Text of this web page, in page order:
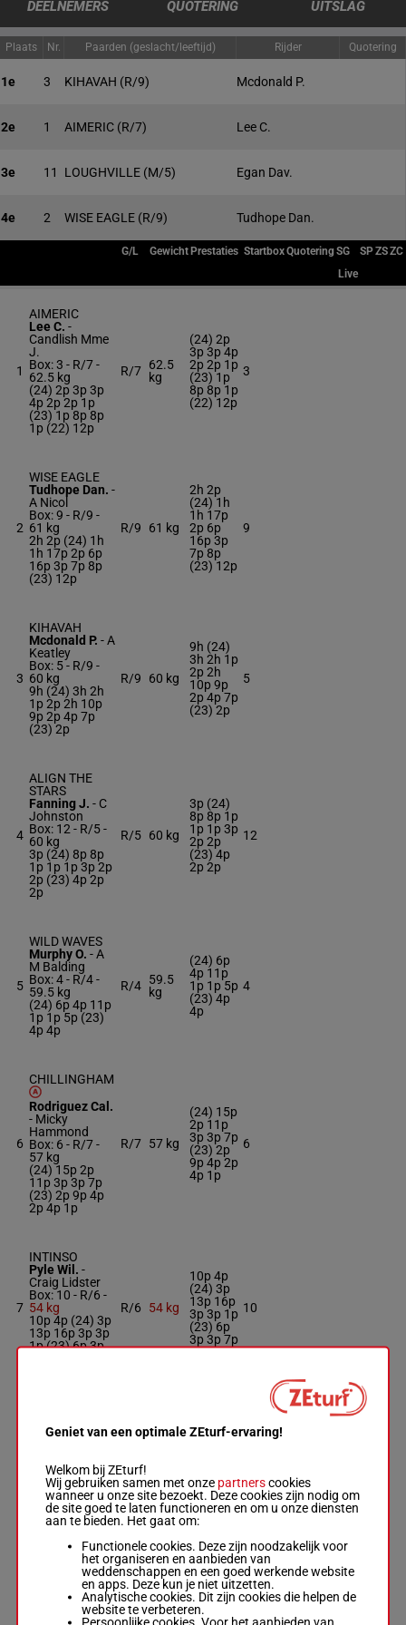
DEELNEMERS QUOTERING UITSLAG
Plaats Nr. Paarden (geslacht/leeftijd) Rijder Quotering
1e 3 KIHAVAH (R/9) Mcdonald P.
2e 1 AIMERIC (R/7) Lee C.
3e 11 LOUGHVILLE (M/5) Egan Dav.
4e 2 WISE EAGLE (R/9) Tudhope Dan.
G/L Gewicht Prestaties StartboxQuoteringSG SPZSZC
Live
1
AIMERIC
Lee C. -
Candlish Mme
J.
Box: 3 - R/7 -
62.5 kg
(24) 2p 3p 3p
4p 2p 2p 1p
(23) 1p 8p 8p
1p (22) 12p
R/7 62.5
kg
(24) 2p
3p 3p 4p
2p 2p 1p
(23) 1p
8p 8p 1p
(22) 12p
3
2
WISE EAGLE
Tudhope Dan. -
A Nicol
Box: 9 - R/9 -
61 kg
2h 2p (24) 1h
1h 17p 2p 6p
16p 3p 7p 8p
(23) 12p
R/9 61 kg
2h 2p
(24) 1h
1h 17p
2p 6p
16p 3p
7p 8p
(23) 12p
9
3
KIHAVAH
Mcdonald P. -A
Keatley
Box: 5 - R/9 -
60 kg
9h (24) 3h 2h
1p 2p 2h 10p
9p 2p 4p 7p
(23) 2p
R/9 60 kg
9h (24)
3h 2h 1p
2p 2h
10p 9p
2p 4p 7p
(23) 2p
5
4
ALIGN THE
STARS
Fanning J. - C
Johnston
Box: 12 - R/5 -
60 kg
3p (24) 8p 8p
1p 1p 1p 3p 2p
2p (23) 4p 2p
2p
R/5 60 kg
3p (24)
8p 8p 1p
1p 1p 3p
2p 2p
(23) 4p
2p 2p
12
5
WILD WAVES
Murphy O. -A
M Balding
Box: 4 - R/4 -
59.5 kg
(24) 6p 4p 11p
1p 1p 5p (23)
4p 4p
R/4 59.5
kg
(24) 6p
4p 11p
1p 1p 5p
(23) 4p
4p
4
6
CHILLINGHAM
Rodriguez Cal.
- Micky
Hammond
Box: 6 - R/7 -
57 kg
(24) 15p 2p
11p 3p 3p 7p
(23) 2p 9p 4p
2p 4p 1p
R/7 57 kg
(24) 15p
2p 11p
3p 3p 7p
(23) 2p
9p 4p 2p
4p 1p
6
7
INTINSO
Pyle Wil. -
Craig Lidster
Box: 10 - R/6 -
54 kg
10p 4p (24) 3p
13p 16p 3p 3p
1p (23) 6p 3p
R/6 54 kg
10p 4p
(24) 3p
13p 16p
3p 3p 1p
(23) 6p
3p 3p 7p
10
Ellison B.
13p (21) 7p 8p
4p (20) 5p 3p
1p 6p 2p 1p
(19) 6p 6p
7p 8p 4p
(19) 6p
6p
A M
Balding
R/5 -
R/5 55.5
9p (24)
6p 2p 2p
1p 2p 1p
11
Geniet van een optimale ZEturf-ervaring!
Welkom bij ZEturf!
Wij gebruiken samen met onze partnerscookies
wanneer u onze site bezoekt. Deze cookies zijn nodig om
de site goed te laten functioneren en om u onze diensten
aan te bieden. Het gaat om:
Functionele cookies. Deze zijn noodzakelijk voor
het organiseren en aanbieden van
weddenschappen en een goed werkende website
en apps. Deze kun je niet uitzetten.
Analytische cookies. Dit zijn cookies die helpen de
website te verbeteren.
Persoonlijke cookies. Voor het aanbieden van